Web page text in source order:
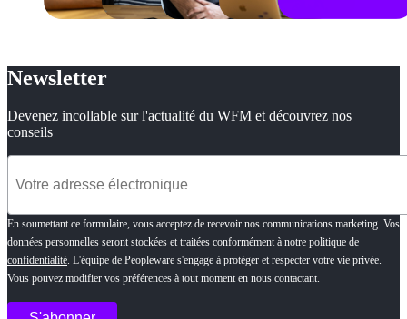
Newsletter
Devenez incollable sur l'actualité du WFM et découvrez nos
conseils
En soumettant ce formulaire, vous acceptez de recevoir nos communications marketing. Vos
données personnelles seront stockées et traitées conformément à notre politique de
confidentialité. L'équipe de Peopleware s'engage à protéger et respecter votre vie privée.
Vous pouvez modifier vos préférences à tout moment en nous contactant.